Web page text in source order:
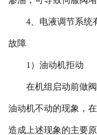
4、电液调节系统
故障
1）油动机拒动
在机组启动前做阀
油动机不动的现象，
造成上述现象的主要